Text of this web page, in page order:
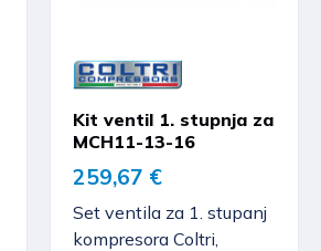
Kit ventil 1. stupnja za
MCH11-13-16
259,67 €
Set ventila za 1. stupanj
kompresora Coltri,